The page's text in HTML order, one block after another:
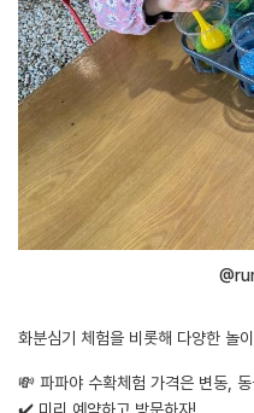
화분심기 체험을 비롯해 다양한 놀
💸 파파야 수확체험 가격은 변동,
✔️ 미리 예약하고 방문하자!